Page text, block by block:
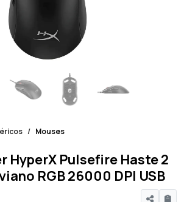
Mouses
HyperX Pulsefire Haste 2
RGB 26000 DPI USB